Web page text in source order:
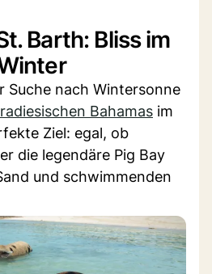
Barth: Bliss im
Suche nach Wintersonne
Bahamas im
Ziel: egal, ob
die legendäre Pig Bay
und schwimmenden